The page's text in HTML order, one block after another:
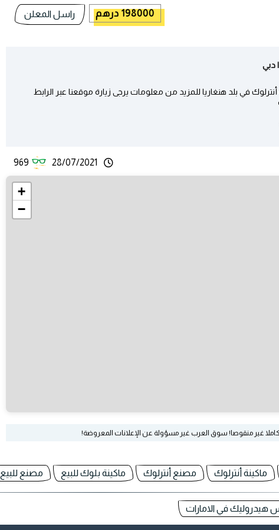
198000 درهم راسل المعلن
في بلد هنغاريا للمزيد من معلومات يرجى زيارة موقعنا عبر الرابط
28/07/2021
969
+
−
غير منقوصا! سوق العرب غير مسؤولة عن الإعلانات المعروضة!
ماكينة أنترلوك مصنع أنترلوك ماكينة بلوك للبيع مصنع للبيع
هيدروليك في الامارات